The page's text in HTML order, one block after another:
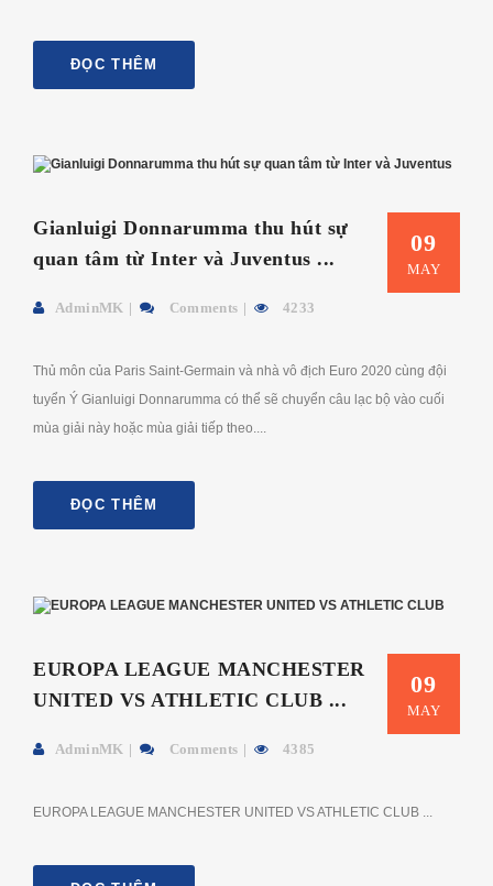
ĐỌC THÊM
09
MAY
Gianluigi Donnarumma thu hút sự
quan tâm từ Inter và Juventus ...
AdminMK Comments 4233
Thủ môn của Paris Saint-Germain và nhà vô địch Euro 2020 cùng đội
tuyển Ý Gianluigi Donnarumma có thể sẽ chuyển câu lạc bộ vào cuối
mùa giải này hoặc mùa giải tiếp theo....
ĐỌC THÊM
09
MAY
EUROPA LEAGUE MANCHESTER
UNITED VS ATHLETIC CLUB ...
AdminMK Comments 4385
EUROPA LEAGUE MANCHESTER UNITED VS ATHLETIC CLUB ...